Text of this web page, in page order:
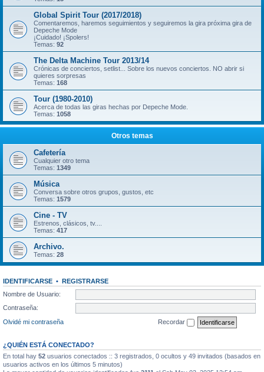
Global Spirit Tour (2017/2018)
Comentaremos, haremos seguimientos y seguiremos la gira próxima gira de
Depeche Mode
¡Cuidado! ¡Spolers!
Temas: 92
The Delta Machine Tour 2013/14
Crónicas de conciertos, setlist... Sobre los nuevos conciertos. NO abrir si
quieres sorpresas
Temas: 168
Tour (1980-2010)
Acerca de todas las giras hechas por Depeche Mode.
Temas: 1058
Otros temas
Cafetería
Cualquier otro tema
Temas: 1349
Música
Conversa sobre otros grupos, gustos, etc
Temas: 1579
Cine - TV
Estrenos, clásicos, tv....
Temas: 417
Archivo.
Temas: 28
IDENTIFICARSE • REGISTRARSE
Nombre de Usuario:
Contraseña:
Olvidé mi contraseña
Recordar
¿QUIÉN ESTÁ CONECTADO?
En total hay 52 usuarios conectados :: 3 registrados, 0 ocultos y 49 invitados (basados en
usuarios activos en los últimos 5 minutos)